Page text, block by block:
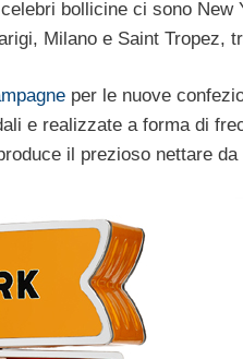
bollicine ci sono New
Milano e Saint Tropez,
per le nuove
e realizzate a forma di
il prezioso nettare da